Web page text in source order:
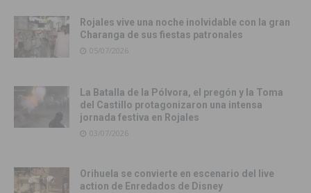
Rojales vive una noche inolvidable con la gran
Charanga de sus fiestas patronales
05/07/2026
La Batalla de la Pólvora, el pregón y la Toma
del Castillo protagonizaron una intensa
jornada festiva en Rojales
03/07/2026
Orihuela se convierte en escenario del live
action de Enredados de Disney